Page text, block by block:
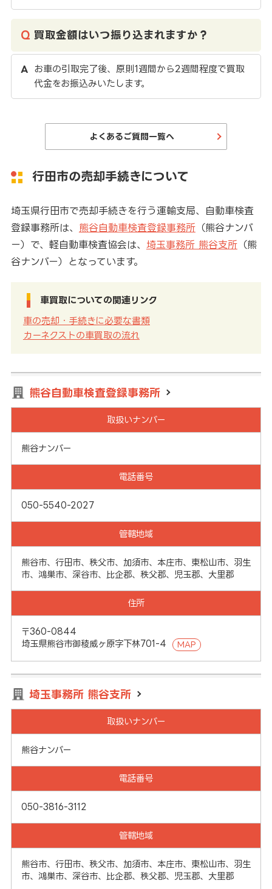
買取金額はいつ振り込まれますか？
お車の引取完了後、原則1週間から2週間程度で買取
代金をお振込みいたします。
よくあるご質問一覧へ
行田市の売却手続きについて
埼玉県行田市で売却手続きを行う運輸支局、自動車検査
登録事務所は、 熊谷自動車検査登録事務所（熊谷ナンバ
ー）で、軽自動車検査協会は、 埼玉事務所 熊谷支所（熊
谷ナンバー）となっています。
車買取についての関連リンク
車の売却・手続きに必要な書類
カーネクストの車買取の流れ
熊谷自動車検査登録事務所
取扱いナンバー
熊谷ナンバー
電話番号
050-5540-2027
管轄地域
熊谷市、行田市、秩父市、加須市、本庄市、東松山市、羽生
市、鴻巣市、深谷市、比企郡、秩父郡、児玉郡、大里郡
住所
〒360-0844
埼玉県熊谷市御稜威ヶ原字下林701-4
MAP
埼玉事務所 熊谷支所
取扱いナンバー
熊谷ナンバー
電話番号
050-3816-3112
管轄地域
熊谷市、行田市、秩父市、加須市、本庄市、東松山市、羽生
市、鴻巣市、深谷市、比企郡、秩父郡、児玉郡、大里郡